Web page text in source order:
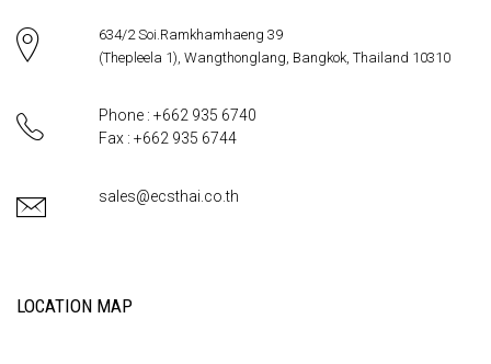
634/2 Soi.Ramkhamhaeng 39
(Thepleela 1), Wangthonglang, Bangkok, Thailand 10310
Phone : +662 935 6740
Fax : +662 935 6744
sales@ecsthai.co.th
LOCATION MAP